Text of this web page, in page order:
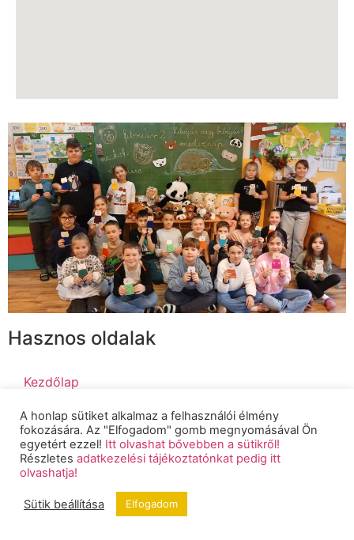
Hasznos oldalak
Kezdőlap
Iskolánk
Alapdokumentumok
A honlap sütiket alkalmaz a felhasználói élmény
fokozására. Az "Elfogadom" gomb megnyomásával Ön
egyetért ezzel! Itt olvashat bővebben a sütikről!
Részletes adatkezelési tájékoztatónkat pedig itt
olvashatja!
Sütik beállítása Elfogadom